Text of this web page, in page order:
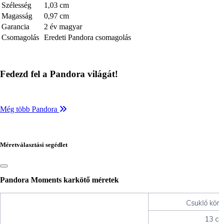
Szélesség
1,03 cm
Magasság
0,97 cm
Garancia
2 év magyar
Csomagolás Eredeti Pandora csomagolás
Fedezd fel a Pandora világát!
Még több Pandora
Méretválasztási segédlet
Pandora Moments karkötő méretek